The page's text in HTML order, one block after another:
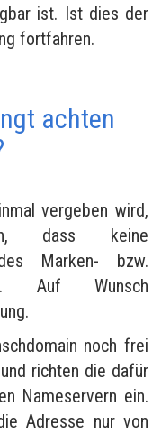
ist. Ist dies der
fortfahren.
achten
vergeben wird,
dass keine
Marken- bzw.
Auf Wunsch
noch frei
richten die dafür
Nameservern ein.
Adresse nur von